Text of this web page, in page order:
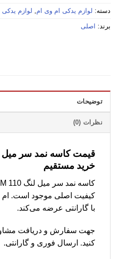
دسته: لوازم یدکی ام وی ام, لوازم یدکی
برند: اصلی
توضیحات
نظرات (0)
خرید مستقیم
کیفیت اصلی موجود است. ام
با گارانتی عرضه می‌کند.
جهت سفارش و دریافت
کنید. ارسال فوری و گارانتی.